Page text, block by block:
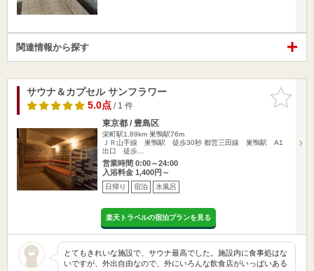
関連情報から探す
お気に入
りに追加
サウナ＆カプセル サンフラワー
5.0点/ 1 件
東京都 / 豊島区
栄町駅1.89km 巣鴨駅76m
ＪＲ山手線 巣鴨駅 徒歩30秒 都営三田線 巣鴨駅 A1
出口 徒歩…
営業時間 0:00～24:00
入浴料金 1,400円～
日帰り 宿泊 水風呂
楽天トラベルの宿泊プランを見る
とてもきれいな施設で、サウナ最高でした。施設内に食事処はな
いですが、外出自由なので、外にいろんな飲食店がいっぱいある